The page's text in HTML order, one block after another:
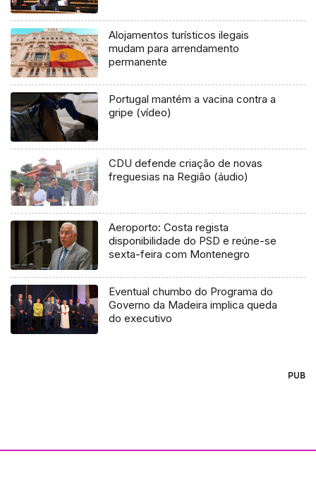
Alojamentos turísticos ilegais
mudam para arrendamento
permanente
Portugal mantém a vacina contra a
gripe (vídeo)
CDU defende criação de novas
freguesias na Região (áudio)
Aeroporto: Costa regista
disponibilidade do PSD e reúne-se
sexta-feira com Montenegro
Eventual chumbo do Programa do
Governo da Madeira implica queda
do executivo
PUB